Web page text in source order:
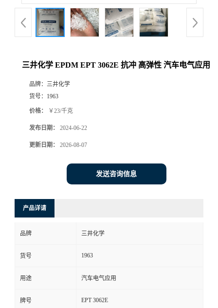
三井化学 EPDM EPT 3062E 抗冲 高弹性 汽车电气应用
品牌： 三井化学
货号： 1963
价格： ￥23/千克
发布日期： 2024-06-22
更新日期： 2026-08-07
发送咨询信息
产品详请
品牌 三井化学
货号 1963
用途 汽车电气应用
牌号 EPT 3062E